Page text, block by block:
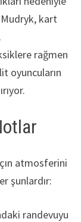
kart
rağmen
oyuncuların
atmosferini
şunlardır:
randevuyu